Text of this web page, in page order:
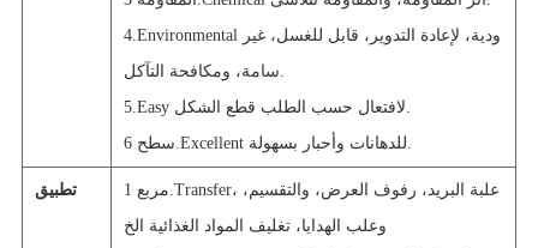
4.Environmental ودية، لإعادة التدوير، قابل للغسل، غير
تطبيق
مربع 1.Transfer، علبة البريد، رفوف العرض، والتقسيم،
وعلب الهدايا، تغليف المواد الغذائية الخ